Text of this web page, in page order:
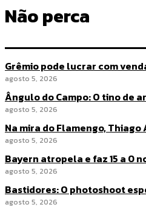
Não perca
Grêmio pode lucrar com
agosto 5, 2026
Ângulo do Campo: O tino de
agosto 5, 2026
Na mira do Flamengo,
agosto 5, 2026
Bayern atropela e faz 15 a 0
agosto 5, 2026
Bastidores: O photoshoot
agosto 5, 2026